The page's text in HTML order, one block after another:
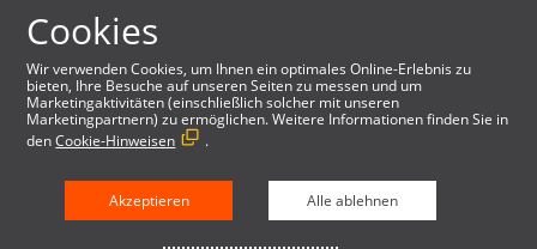
Cookies
Wir verwenden Cookies, um Ihnen ein optimales Online-Erlebnis zu
bieten, Ihre Besuche auf unseren Seiten zu messen und um
Marketingaktivitäten (einschließlich solcher mit unseren
Marketingpartnern) zu ermöglichen. Weitere Informationen finden Sie in
denCookie-Hinweisen .
Akzeptieren Alle ablehnen